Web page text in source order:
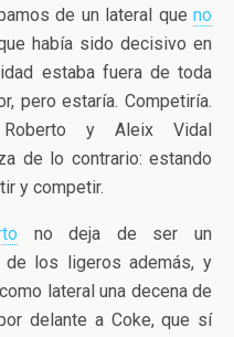
de un lateral que no
había sido decisivo en
estaba fuera de toda
pero estaría. Competiría.
y Aleix Vidal
de lo contrario: estando
y competir.
no deja de ser un
de los ligeros además, y
lateral una decena de
delante a Coke, que sí